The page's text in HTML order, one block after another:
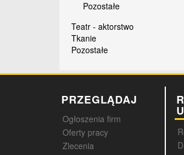
Pozostałe
Teatr - aktorstwo
Tkanie
Pozostałe
PRZEGLĄDAJ
Ogłoszenia firm
Oferty pracy
Zlecenia